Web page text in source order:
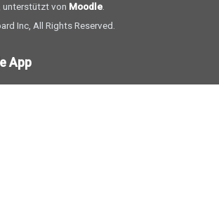
unterstützt von Moodle.
Inc, All Rights Reserved.
App